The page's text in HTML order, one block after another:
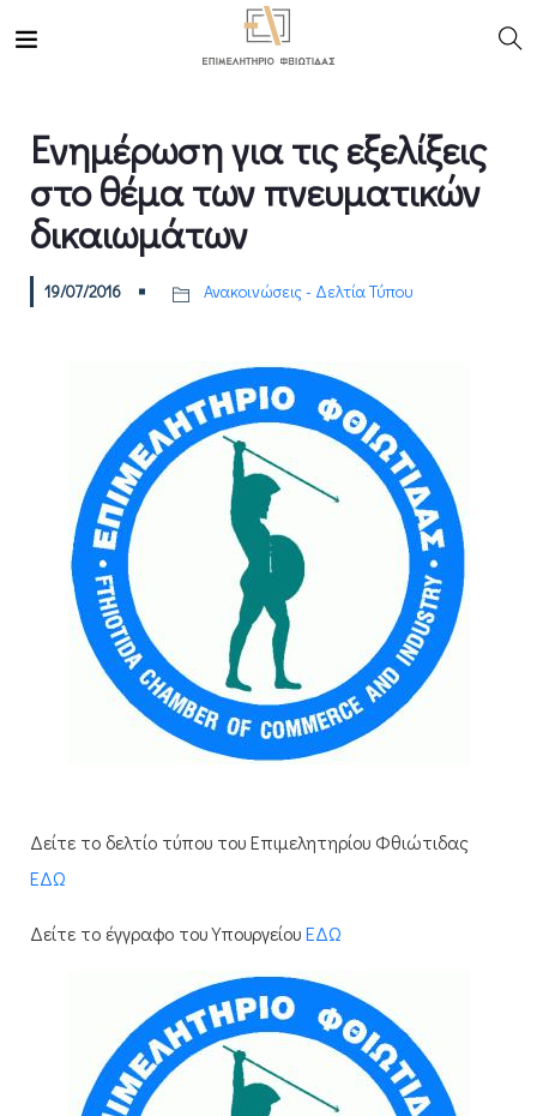
Ενημέρωση για τις εξελίξεις
στο θέμα των πνευματικών
δικαιωμάτων
19/07/2016 Ανακοινώσεις - Δελτία Τύπου
Δείτε το δελτίο τύπου του Επιμελητηρίου Φθιώτιδας
ΕΔΩ
Δείτε το έγγραφο του ΥπουργείουΕΔΩ